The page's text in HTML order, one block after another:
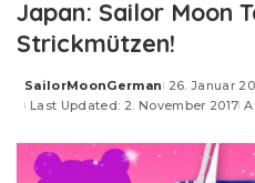
Japan: Sailor Moon
Strickmützen!
Posted
by
SailorMoonGerman 26. Januar
Last Updated: 2. November 2017